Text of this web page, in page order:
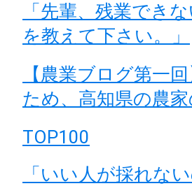
「先輩、残業でき
を教えて下さい。」
【農業ブログ第一
ため、高知県の農
TOP100
「いい人が採れな